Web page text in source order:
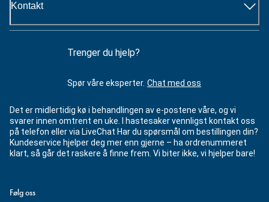
Kontakt
Trenger du hjelp?
Spør våre eksperter. Chat med oss
Det er midlertidig kø i behandlingen av e-postene våre, og vi
svarer innen omtrent en uke. I hastesaker vennligst kontakt oss
på telefon eller via LiveChat Har du spørsmål om bestillingen din?
Kundeservice hjelper deg mer enn gjerne – ha ordrenummeret
klart, så går det raskere å finne frem. Vi biter ikke, vi hjelper bare!
Følg oss